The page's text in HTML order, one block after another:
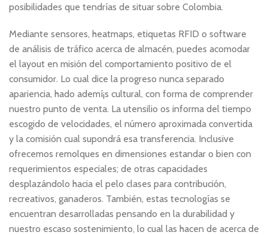
posibilidades que tendrí­as de situar sobre Colombia.
Mediante sensores, heatmaps, etiquetas RFID o software
de análisis de tráfico acerca de almacén, puedes acomodar
el layout en misión del comportamiento positivo de el
consumidor. Lo cual dice la progreso nunca separado
apariencia, hado ademí¡s cultural, con forma de comprender
nuestro punto de venta. La utensilio os informa del tiempo
escogido de velocidades, el número aproximada convertida
y la comisión cual supondrá esa transferencia. Inclusive
ofrecemos remolques en dimensiones estandar o bien con
requerimientos especiales; de otras capacidades
desplazándolo hacia el pelo clases para contribución,
recreativos, ganaderos. También, estas tecnologías se
encuentran desarrolladas pensando en la durabilidad y
nuestro escaso sostenimiento, lo cual las hacen de acerca de